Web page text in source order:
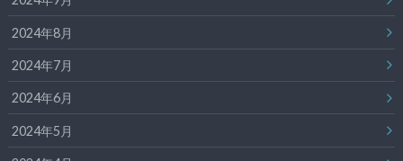
2024年8月
2024年7月
2024年6月
2024年5月